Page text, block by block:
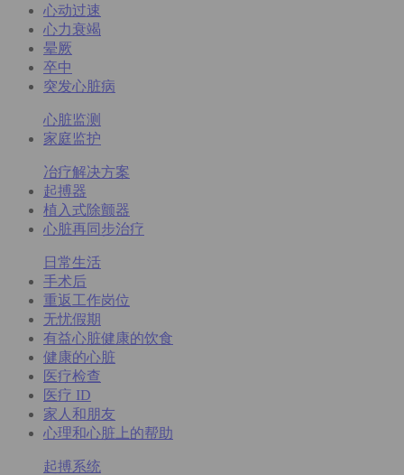
心动过速
心力衰竭
晕厥
卒中
突发心脏病
心脏监测
家庭监护
冶疗解决方案
起搏器
植入式除颤器
心脏再同步治疗
日常生活
手术后
重返工作岗位
无忧假期
有益心脏健康的饮食
健康的心脏
医疗检查
医疗 ID
家人和朋友
心理和心脏上的帮助
起搏系统